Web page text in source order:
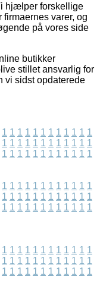
hjælper forskellige
varer, og
på vores side
butikker
stillet ansvarlig for
vi sidst opdaterede
1 1 1 1 1 1 1 1 1 1 1 1
1 1 1 1 1 1 1 1 1 1 1 1
1 1 1 1 1 1 1 1 1 1 1 1
1 1 1 1 1 1 1 1 1 1 1 1
1 1 1 1 1 1 1 1 1 1 1 1
1 1 1 1 1 1 1 1 1 1 1 1
1 1 1 1 1 1 1 1 1 1 1 1
1 1 1 1 1 1 1 1 1 1 1 1
1 1 1 1 1 1 1 1 1 1 1 1